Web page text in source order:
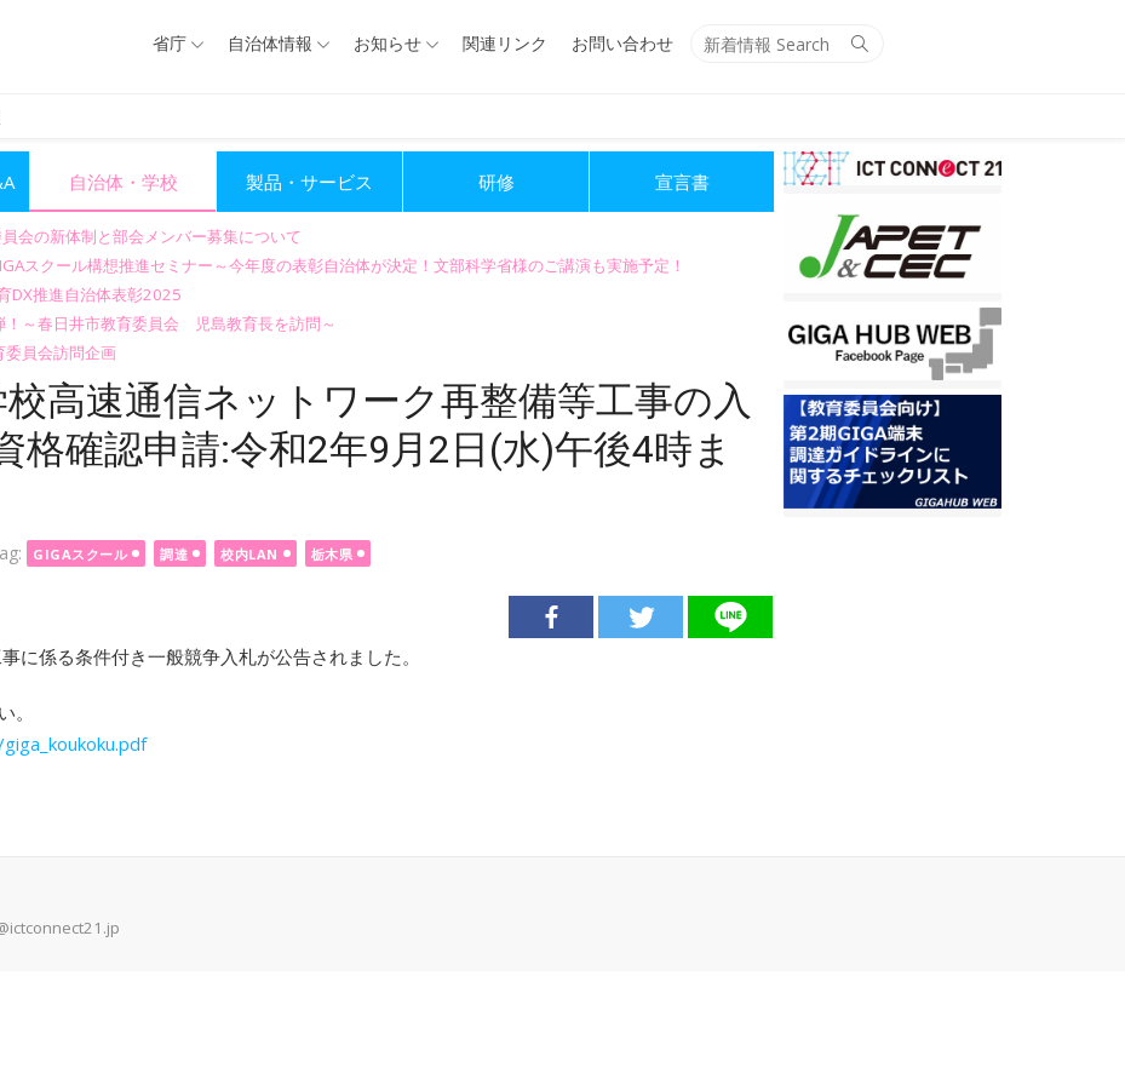
Search
省庁 自治体情報 お知らせ 関連リンク お問い合わせ
自治体・学校 製品・サービス 研修 宣言書
会の新体制と部会メンバー募集について
スクール構想推進セミナー～今年度の表彰自治体が決定！文部科学省様のご講演も実施予定！
DX推進自治体表彰2025
！～春日井市教育委員会 児島教育長を訪問～
委員会訪問企画
校高速通信ネットワーク再整備等工事の入
格確認申請:令和2年9月2日(水)午後4時ま
GIGAスクール 調達 校内LAN 栃木県
に係る条件付き一般競争入札が公告されました。
。